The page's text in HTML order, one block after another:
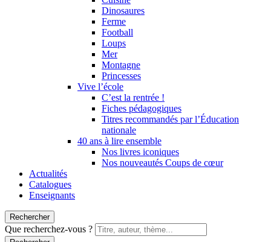
Dinosaures
Ferme
Football
Loups
Mer
Montagne
Princesses
Vive l’école
C’est la rentrée !
Fiches pédagogiques
Titres recommandés par l’Éducation
nationale
40 ans à lire ensemble
Nos livres iconiques
Nos nouveautés Coups de cœur
Actualités
Catalogues
Enseignants
Rechercher
Que recherchez-vous ?